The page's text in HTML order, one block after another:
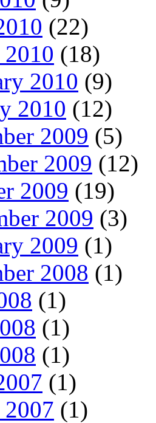
(22)
(18)
2010 (9)
2010 (12)
2009 (5)
2009 (12)
2009 (19)
2009 (3)
2009 (1)
2008 (1)
(1)
(1)
(1)
(1)
(1)